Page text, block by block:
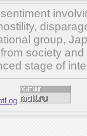
group,
society
stage of